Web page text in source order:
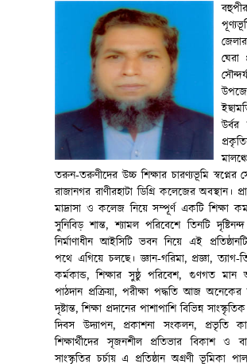
ঘেরা
উর্বর
তরুন-তরুণীদের উচ্চ শিক্ষার চারণ্যভূমি স্বপ্নের
রাজানগর রাণীরহাটা ডিগ্রি কলেজের অবস্থান।
মাদ্রাসা ও কলেজ নিয়ে সম্পূর্ণ একটি শিক্ষা
সুনিবিড় শান্ত, শ্যামল পরিবেশে তিনটি
নির্মাণাধীন আইসিটি ভবন নিয়ে এই
পথে এগিয়ে চলছে। জ্ঞান-গরিমা, প্রজ্ঞা, ত্যাগ-
কর্মকান্ড, শিক্ষার সুষ্ঠু পরিবেশ, গুণগত মান
পাঠদান প্রক্রিয়া, পরীক্ষা পদ্ধতি আজ
দৃষ্টান্ত, শিক্ষা প্রদানের পাশাপাশি বিভিন্ন
দিবস উদ্যাপন, প্রকাশনা সংকলন, প্রভৃতি
শিক্ষার্থীদের সৃজনশীল প্রতিভার বিকাশ ও
সাংস্কৃতির চর্চায় এ প্রতিষ্ঠান অগ্রণী ভূমিকা